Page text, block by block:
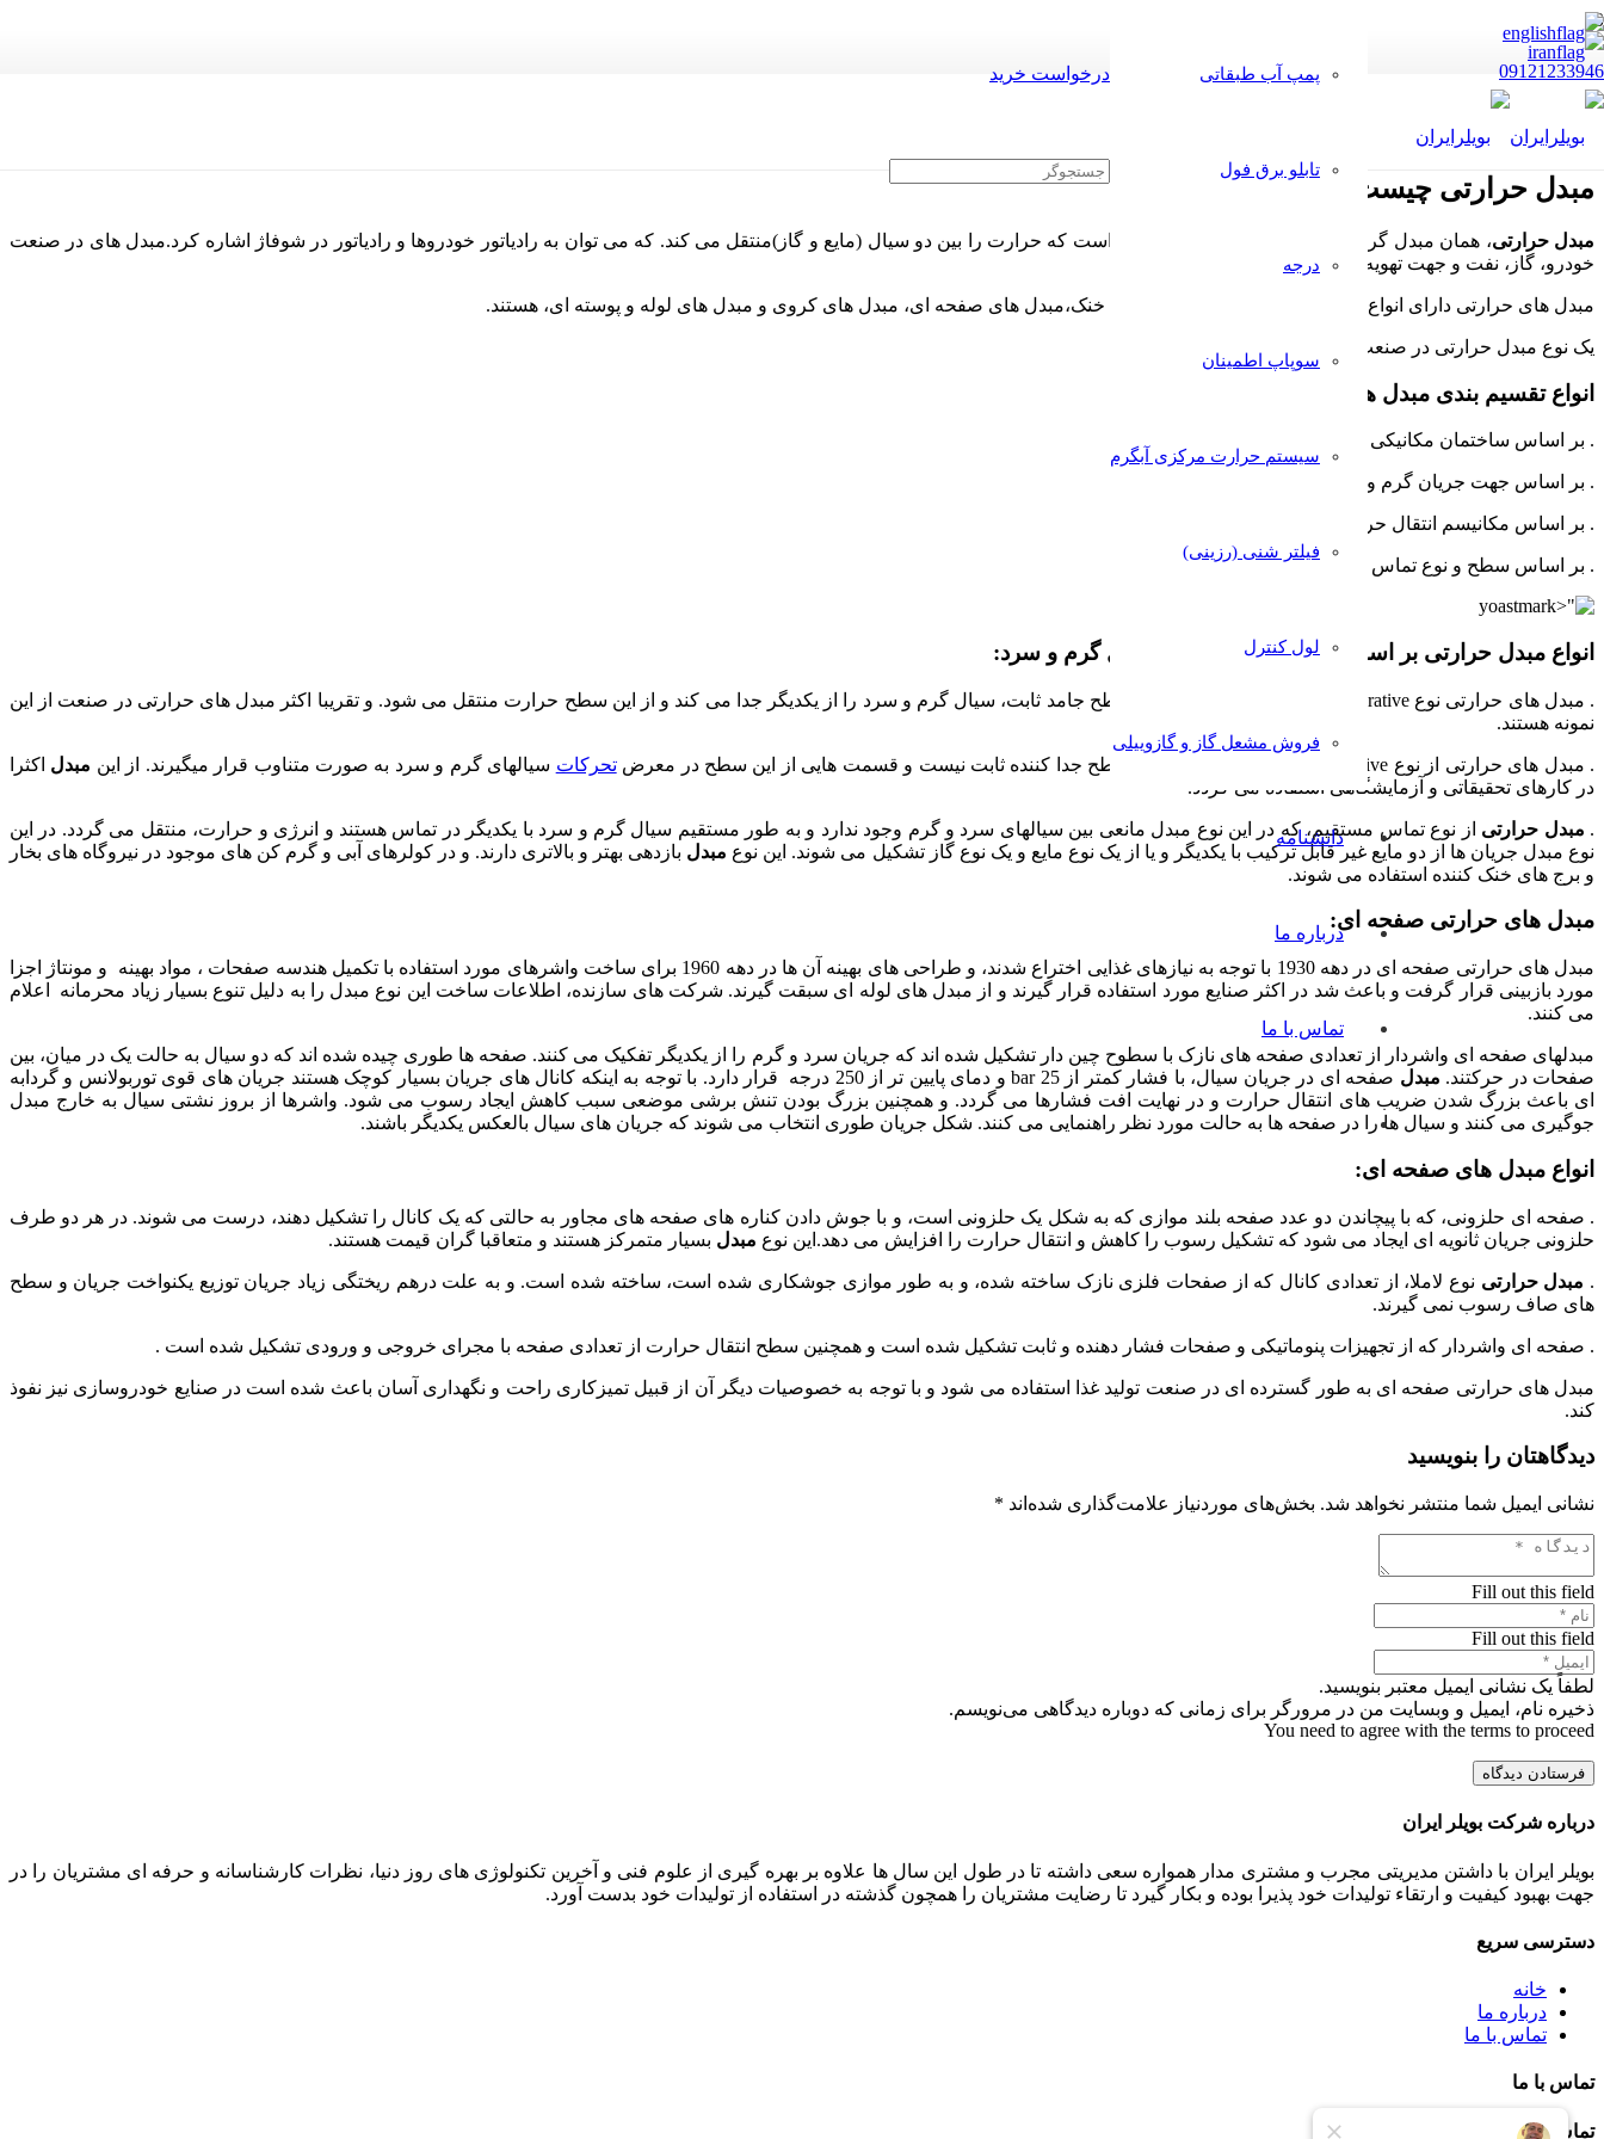
09121233946 پمپ آب طبقاتی
تابلو برق فول
درجه
سوپاپ اطمینان
سیستم حرارت مرکزی آبگرم
فیلتر شنی (رزینی)
لول کنترل
فروش مشعل گاز و گازوییلی
دانشنامه
درباره ما
تماس با ما
درخواست خرید
مبدل حرارتی چیست؟
مبدل حرارتی، همان مبدل گرمایی را گویند.
یک نوع دستگاه است که حرارت را بین دو سیال (مایع و گاز)منتقل می کند. که می توان به رادیاتور خودروها و رادیاتور در شوفاژ اشاره کرد.مبدل های در صنعت
خودرو، گاز، نفت و جهت تهویه مطبوع قابل استفاده می باشد.
مبدل های حرارتی دارای انواع مختلفی از جمله: مبدل های هوای خنک،مبدل های صفحه ای، مبدل های کروی و مبدل های لوله و پوسته ای، هستند.
یک نوع مبدل حرارتی در صنعت پتروشیمی
انواع تقسیم بندی مبدل های حرارتی:
. بر اساس ساختمان مکانیکی و ساختار مبدل
. بر اساس جهت جریان گرم و سرد
. بر اساس مکانیسم انتقال حرارت مابین دو سیال گرم و سرد
. بر اساس سطح و نوع تماس سیال گرم و سرد
انواع مبدل حرارتی بر اساس سطح و نوع تماس سیال گرم و سرد:
. مبدل های حرارتی نوع recuperative که در این نوع مبدل یک سطح جامد ثابت، سیال گرم و سرد را از یکدیگر جدا می کند و از این سطح حرارت منتقل می شود. و تقریبا اکثر مبدل های حرارتی در صنعت از این
نمونه هستند.
. مبدل های حرارتی از نوع regenerative که در این نوع مبدل سطح جدا کننده ثابت نیست و قسمت هایی از این سطح در معرض تحرکات سیالهای گرم و سرد به صورت متناوب قرار میگیرند. از این مبدل اکثرا
در کارهای تحقیقاتی و آزمایشگاهی استفاده می گردد.
. مبدل حرارتی از نوع تماس مستقیم، که در این نوع مبدل مانعی بین سیالهای سرد و گرم وجود ندارد و به طور مستقیم سیال گرم و سرد با یکدیگر در تماس هستند و انرژی و حرارت، منتقل می گردد. در این
نوع مبدل جریان ها از دو مایع غیر قابل ترکیب با یکدیگر و یا از یک نوع مایع و یک نوع گاز تشکیل می شوند. این نوع مبدل بازدهی بهتر و بالاتری دارند. و در کولرهای آبی و گرم کن های موجود در نیروگاه های بخار
و برج های خنک کننده استفاده می شوند.
مبدل های حرارتی صفحه ای:
مبدل های حرارتی صفحه ای در دهه 1930 با توجه به نیازهای غذایی اختراع شدند، و طراحی های بهینه آن ها در دهه 1960 برای ساخت واشرهای مورد استفاده با تکمیل هندسه صفحات ، مواد بهینه و مونتاژ اجزا
مورد بازبینی قرار گرفت و باعث شد در اکثر صنایع مورد استفاده قرار گیرند و از مبدل های لوله ای سبقت گیرند. شرکت های سازنده، اطلاعات ساخت این نوع مبدل را به دلیل تنوع بسیار زیاد محرمانه اعلام
می کنند.
مبدلهای صفحه ای واشردار از تعدادی صفحه های نازک با سطوح چین دار تشکیل شده اند که جریان سرد و گرم را از یکدیگر تفکیک می کنند. صفحه ها طوری چیده شده اند که دو سیال به حالت یک در میان، بین
صفحات در حرکتند. مبدل
صفحه ای در جریان سیال، با فشار کمتر از 25 bar و دمای پایین تر از 250 درجه قرار دارد. با توجه به اینکه کانال های جریان بسیار کوچک هستند جریان های قوی توربولانس و گردابه
ای باعث بزرگ شدن ضریب های انتقال حرارت و در نهایت افت فشارها می گردد. و همچنین بزرگ بودن تنش برشی موضعی سبب کاهش ایجاد رسوب می شود. واشرها از بروز نشتی سیال به خارج مبدل
جوگیری می کنند و سیال ها را در صفحه ها به حالت مورد نظر راهنمایی می کنند. شکل جریان طوری انتخاب می شوند که جریان های سیال بالعکس یکدیگر باشند.
انواع مبدل های صفحه ای:
. صفحه ای حلزونی، که با پیچاندن دو عدد صفحه بلند موازی که به شکل یک حلزونی است، و با جوش دادن کناره های صفحه های مجاور به حالتی که یک کانال را تشکیل دهند، درست می شوند. در هر دو طرف
حلزونی جریان ثانویه ای ایجاد می شود که تشکیل رسوب را کاهش و انتقال حرارت را افزایش می دهد.این نوع مبدل بسیار متمرکز هستند و متعاقبا گران قیمت هستند.
. مبدل حرارتی نوع لاملا، از تعدادی کانال که از صفحات فلزی نازک ساخته شده، و به طور موازی جوشکاری شده است، ساخته شده است. و به علت درهم ریختگی زیاد جریان توزیع یکنواخت جریان و سطح
های صاف رسوب نمی گیرند.
. صفحه ای واشردار که از تجهیزات پنوماتیکی و صفحات فشار دهنده و ثابت تشکیل شده است و همچنین سطح انتقال حرارت از تعدادی صفحه با مجرای خروجی و ورودی تشکیل شده است .
مبدل های حرارتی صفحه ای به طور گسترده ای در صنعت تولید غذا استفاده می شود و با توجه به خصوصیات دیگر آن از قبیل تمیزکاری راحت و نگهداری آسان باعث شده است در صنایع خودروسازی نیز نفوذ
کند.
دیدگاهتان را بنویسید
نشانی ایمیل شما منتشر نخواهد شد. بخش‌های موردنیاز علامت‌گذاری شده‌اند *
Fill out this field
Fill out this field
لطفاً یک نشانی ایمیل معتبر بنویسید.
ذخیره نام، ایمیل و وبسایت من در مرورگر برای زمانی که دوباره دیدگاهی می‌نویسم.
You need to agree with the terms to proceed
فرستادن دیدگاه
درباره شرکت بویلر ایران
بویلر ایران با داشتن مدیریتی مجرب و مشتری مدار همواره سعی داشته تا در طول این سال ها علاوه بر بهره گیری از علوم فنی و آخرین تکنولوژی های روز دنیا، نظرات کارشناسانه و حرفه ای مشتریان را در
جهت بهبود کیفیت و ارتقاء تولیدات خود پذیرا بوده و بکار گیرد تا رضایت مشتریان را همچون گذشته در استفاده از تولیدات خود بدست آورد.
دسترسی سریع
خانه
درباره ما
تماس با ما
تماس با ما
تماس با ما